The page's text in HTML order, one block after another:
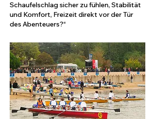
Schaufelschlag sicher zu fühlen, Stabilität
und Komfort, Freizeit direkt vor der Tür
des Abenteuers?“